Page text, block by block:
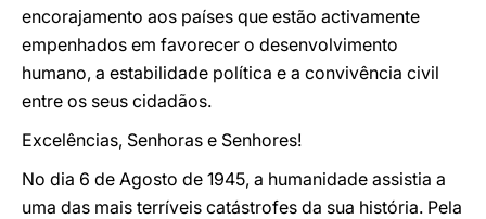
encorajamento aos países que estão activamente
empenhados em favorecer o desenvolvimento
humano, a estabilidade política e a convivência civil
entre os seus cidadãos.
Excelências, Senhoras e Senhores!
No dia 6 de Agosto de 1945, a humanidade assistia a
uma das mais terríveis catástrofes da sua história. Pela